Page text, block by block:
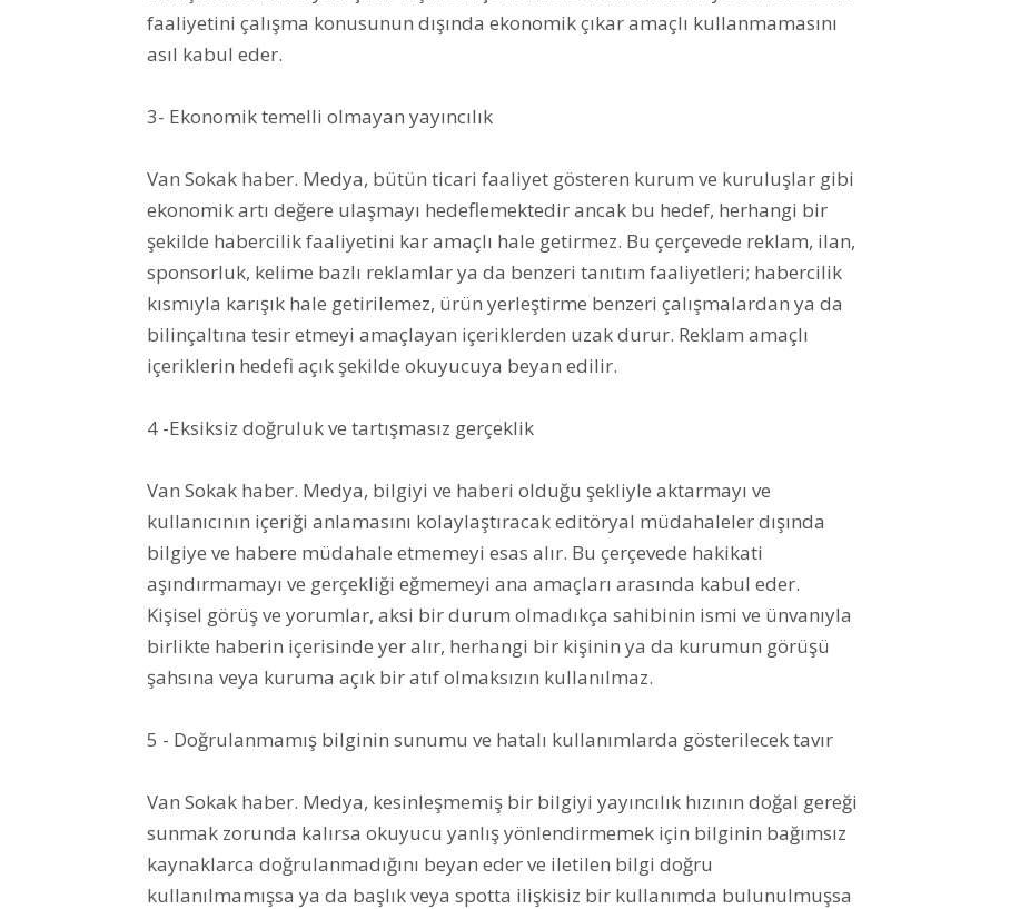
faaliyetini çalışma konusunun dışında ekonomik çıkar amaçlı kullanmamasını
asıl kabul eder.
3- Ekonomik temelli olmayan yayıncılık
Van Sokak haber. Medya, bütün ticari faaliyet gösteren kurum ve kuruluşlar gibi
ekonomik artı değere ulaşmayı hedeflemektedir ancak bu hedef, herhangi bir
şekilde habercilik faaliyetini kar amaçlı hale getirmez. Bu çerçevede reklam, ilan,
sponsorluk, kelime bazlı reklamlar ya da benzeri tanıtım faaliyetleri; habercilik
kısmıyla karışık hale getirilemez, ürün yerleştirme benzeri çalışmalardan ya da
bilinçaltına tesir etmeyi amaçlayan içeriklerden uzak durur. Reklam amaçlı
içeriklerin hedefi açık şekilde okuyucuya beyan edilir.
4 -Eksiksiz doğruluk ve tartışmasız gerçeklik
Van Sokak haber. Medya, bilgiyi ve haberi olduğu şekliyle aktarmayı ve
kullanıcının içeriği anlamasını kolaylaştıracak editöryal müdahaleler dışında
bilgiye ve habere müdahale etmemeyi esas alır. Bu çerçevede hakikati
aşındırmamayı ve gerçekliği eğmemeyi ana amaçları arasında kabul eder.
Kişisel görüş ve yorumlar, aksi bir durum olmadıkça sahibinin ismi ve ünvanıyla
birlikte haberin içerisinde yer alır, herhangi bir kişinin ya da kurumun görüşü
şahsına veya kuruma açık bir atıf olmaksızın kullanılmaz.
5 - Doğrulanmamış bilginin sunumu ve hatalı kullanımlarda gösterilecek tavır
Van Sokak haber. Medya, kesinleşmemiş bir bilgiyi yayıncılık hızının doğal gereği
sunmak zorunda kalırsa okuyucu yanlış yönlendirmemek için bilginin bağımsız
kaynaklarca doğrulanmadığını beyan eder ve iletilen bilgi doğru
kullanılmamışsa ya da başlık veya spotta ilişkisiz bir kullanımda bulunulmuşsa